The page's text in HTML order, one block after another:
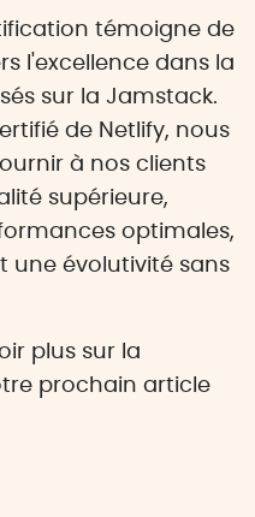
témoigne de
l'excellence dans la
sur la Jamstack.
de Netlify, nous
à nos clients
supérieure,
optimales,
une évolutivité sans
plus sur la
prochain article